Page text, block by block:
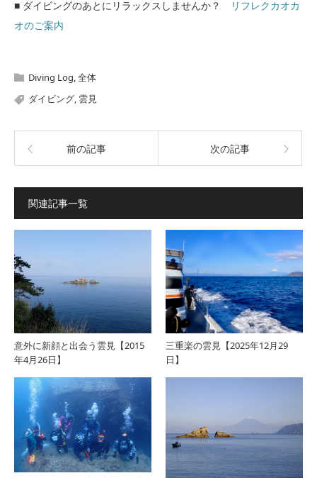
■ ダイビングのあとにリラックスしませんか？
リフレクカオカ
オのご案内
Diving Log,全体
ダイビング, 雲見
前の記事 次の記事
関連記事一覧
意外に新顔と出会う雲見【2015
年4月26日】
三重楽の雲見【2025年12月29
日】